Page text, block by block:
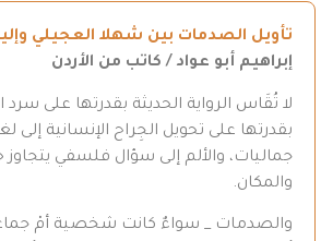
تأويل الصدمات بين شهلا العجيلي
إبراهيم أبو عواد / كاتب من الأردن
لا تُقَاس الرواية الحديثة بقدرتها على
بقدرتها على تحويل الجِراح الإنسانية إلى
جماليات، والألم إلى سؤال فلسفي يتجاوز
والمكان.
والصدمات _ سواءٌ كانت شخصية أمْ